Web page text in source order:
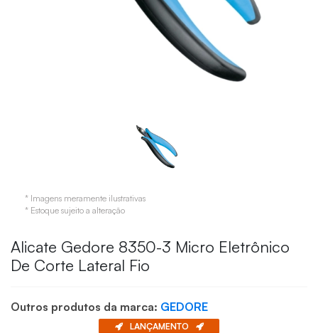
* Imagens meramente ilustrativas
* Estoque sujeito a alteração
Alicate Gedore 8350-3 Micro Eletrônico
De Corte Lateral Fio
Outros produtos da marca: GEDORE
LANÇAMENTO